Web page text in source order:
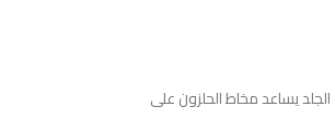
مع تحسين مرونة الجلد يساعد مخاط الحلزون على